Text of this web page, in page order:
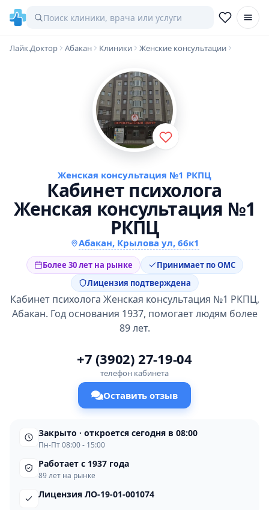
Лайк.Доктор Абакан Клиники Женские консультации
Женская консультация №1 РКПЦ
Кабинет психолога
Женская консультация №1
РКПЦ
Абакан, Крылова ул, 66к1
Более 30 лет на рынке
Принимает по ОМС
Лицензия подтверждена
Кабинет психолога Женская консультация №1 РКПЦ,
Абакан. Год основания 1937, помогает людям более
89 лет.
+7 (3902) 27-19-04
телефон кабинета
Оставить отзыв
Закрыто · откроется сегодня в 08:00
Пн-Пт 08:00 - 15:00
Работает с 1937 года
89 лет на рынке
Лицензия ЛО-19-01-001074